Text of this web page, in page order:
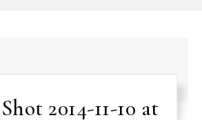
2014-11-10 at